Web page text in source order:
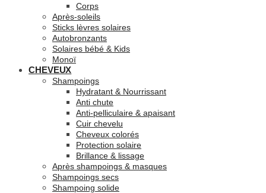
Corps
Après-soleils
Sticks lèvres solaires
Autobronzants
Solaires bébé & Kids
Monoï
CHEVEUX
Shampoings
Hydratant & Nourrissant
Anti chute
Anti-pelliculaire & apaisant
Cuir chevelu
Cheveux colorés
Protection solaire
Brillance & lissage
Après shampoings & masques
Shampoings secs
Shampoing solide